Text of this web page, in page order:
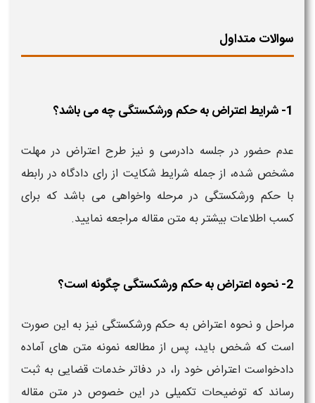
سوالات متداول
1- شرایط اعتراض به حکم ورشکستگی چه می باشد؟
عدم حضور در جلسه دادرسی و نیز طرح اعتراض در مهلت
مشخص شده، از جمله شرایط شکایت از رای دادگاه در رابطه
با حکم ورشکستگی در مرحله واخواهی می باشد که برای
کسب اطلاعات بیشتر به متن مقاله مراجعه نمایید.
2- نحوه اعتراض به حکم ورشکستگی چگونه است؟
مراحل و نحوه اعتراض به حکم ورشکستگی نیز به این صورت
است که شخص باید، پس از مطالعه نمونه متن های آماده
دادخواست اعتراض خود را، در دفاتر خدمات قضایی به ثبت
رساند که توضیحات تکمیلی در این خصوص در متن مقاله